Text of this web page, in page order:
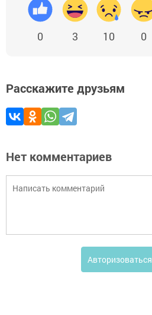
0 3 10 0
Расскажите друзьям
Нет комментариев
Авторизоваться